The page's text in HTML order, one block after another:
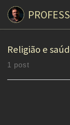
Skip to content
Religião e
1 post